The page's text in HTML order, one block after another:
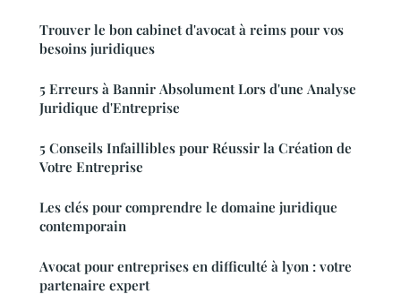
Trouver le bon cabinet d'avocat à reims pour vos
besoins juridiques
5 Erreurs à Bannir Absolument Lors d'une Analyse
Juridique d'Entreprise
5 Conseils Infaillibles pour Réussir la Création de
Votre Entreprise
Les clés pour comprendre le domaine juridique
contemporain
Avocat pour entreprises en difficulté à lyon : votre
partenaire expert